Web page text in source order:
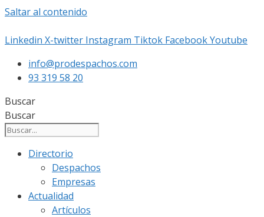
Saltar al contenido
Linkedin X-twitter Instagram Tiktok FacebookYoutube
info@prodespachos.com
93 319 58 20
Buscar
Buscar
Directorio
Despachos
Empresas
Actualidad
Artículos